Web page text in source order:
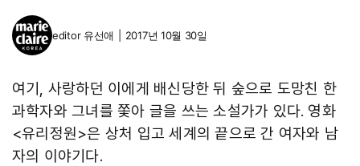
editor 유선애 2017년 10월 30일
여기, 사랑하던 이에게 배신당한 뒤 숲으로 도망친 한
과학자와 그녀를 쫓아 글을 쓰는 소설가가 있다. 영화
<유리정원>은 상처 입고 세계의 끝으로 간 여자와 남
자의 이야기다.